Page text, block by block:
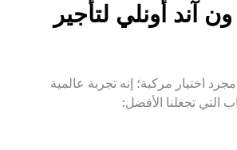
آند أونلي لتأجير
اختيار مركبة؛ إنه تجربة عالمية
التي تجعلنا الأفضل: